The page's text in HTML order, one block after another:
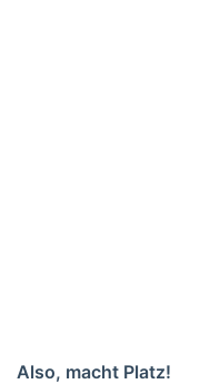
Also, macht Platz!